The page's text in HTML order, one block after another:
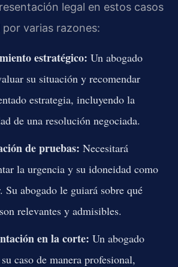
legal en estos casos
varias razones:
estratégico: Un abogado
su situación y recomendar
estrategia, incluyendo la
de una resolución negociada.
de pruebas: Necesitará
la urgencia y su idoneidad como
Su abogado le guiará sobre qué
relevantes y admisibles.
en la corte: Un abogado
caso de manera profesional,